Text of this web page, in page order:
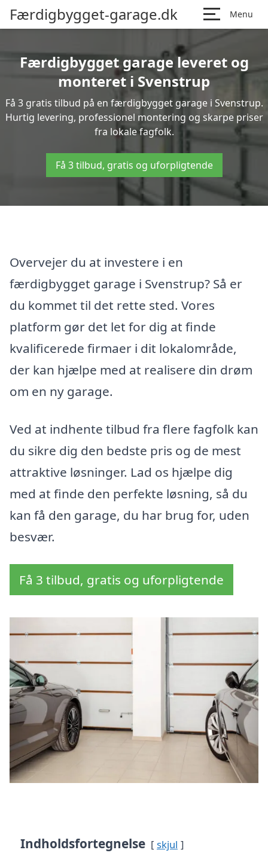
Færdigbygget-garage.dk Menu
Færdigbygget garage leveret og
monteret i Svenstrup
Få 3 gratis tilbud på en færdigbygget garage i Svenstrup.
Hurtig levering, professionel montering og skarpe priser
fra lokale fagfolk.
Få 3 tilbud, gratis og uforpligtende
Overvejer du at investere i en
færdigbygget garage i Svenstrup? Så er
du kommet til det rette sted. Vores
platform gør det let for dig at finde
kvalificerede firmaer i dit lokalområde,
der kan hjælpe med at realisere din drøm
om en ny garage.
Ved at indhente tilbud fra flere fagfolk kan
du sikre dig den bedste pris og de mest
attraktive løsninger. Lad os hjælpe dig
med at finde den perfekte løsning, så du
kan få den garage, du har brug for, uden
besvær.
Få 3 tilbud, gratis og uforpligtende
Indholdsfortegnelse skjul